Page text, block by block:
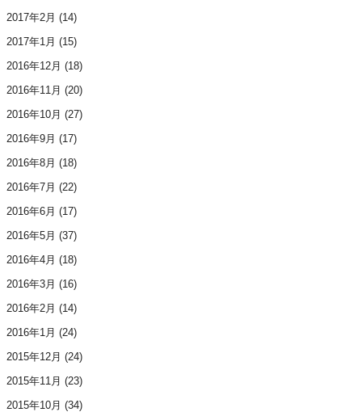
2017年2月 (14)
2017年1月 (15)
2016年12月 (18)
2016年11月 (20)
2016年10月 (27)
2016年9月 (17)
2016年8月 (18)
2016年7月 (22)
2016年6月 (17)
2016年5月 (37)
2016年4月 (18)
2016年3月 (16)
2016年2月 (14)
2016年1月 (24)
2015年12月 (24)
2015年11月 (23)
2015年10月 (34)